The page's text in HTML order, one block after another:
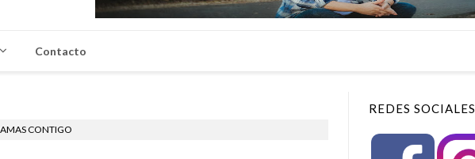
Contacto
CONTIGO
REDES SOCIALES